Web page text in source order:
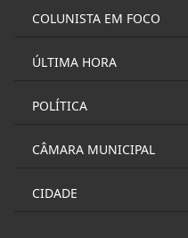
COLUNISTA EM FOCO
ÚLTIMA HORA
POLÍTICA
CÂMARA MUNICIPAL
CIDADE